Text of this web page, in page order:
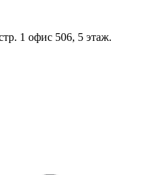
1 офис 506, 5 этаж.